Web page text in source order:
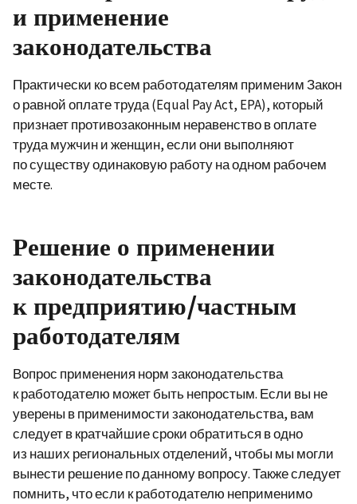
и применение
законодательства
Практически ко всем работодателям применим Закон
о равной оплате труда (Equal Pay Act, EPA), который
признает противозаконным неравенство в оплате
труда мужчин и женщин, если они выполняют
по существу одинаковую работу на одном рабочем
месте.
Решение о применении
законодательства
к предприятию/частным
работодателям
Вопрос применения норм законодательства
к работодателю может быть непростым. Если вы не
уверены в применимости законодательства, вам
следует в кратчайшие сроки обратиться в одно
из наших региональных отделений, чтобы мы могли
вынести решение по данному вопросу. Также следует
помнить, что если к работодателю неприменимо